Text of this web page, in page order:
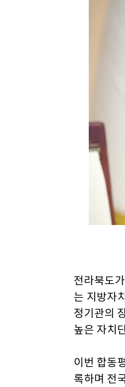
전라북도
는 지방자
정기관의
높은 자치
이번 합동
록하며 전